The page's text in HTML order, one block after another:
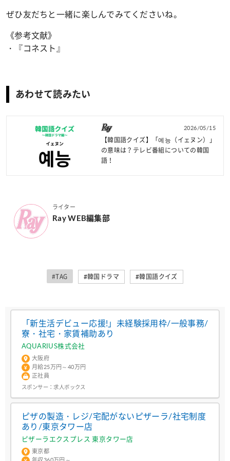
ぜひ友だちと一緒に楽しんでみてくださいね。
《参考文献》
・『コネスト』
あわせて読みたい
2026/05/15
【韓国語クイズ】「예능（イェヌン）」
の意味は？テレビ番組についての韓国
語！
ライター
Ray WEB編集部
#TAG #韓国ドラマ #韓国語クイズ
「新生活デビュー応援!」未経験採用枠/一般事務/
寮・社宅・家賃補助あり
AQUARIUS株式会社
大阪府
月給25万円～40万円
正社員
スポンサー：求人ボックス
ピザの製造・レジ/宅配がないピザーラ/社宅制度
あり/東京タワー店
ピザーラエクスプレス 東京タワー店
東京都